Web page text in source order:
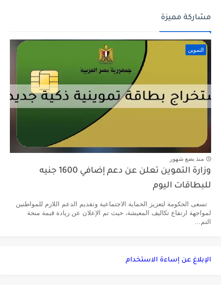
مشاركة مميزة
التموين
منذ بضع شهور
وزارة التموين تعلن عن دعم إضافي 1600 جنيه
للبطاقات اليوم
تسعى الحكومة لتعزيز الحماية الاجتماعية وتقديم الدعم اللازم للمواطنين
لمواجهة ارتفاع تكاليف المعيشة، حيث تم الإعلان عن زيادة قيمة منحة
التم...
الإبلاغ عن إساءة الاستخدام